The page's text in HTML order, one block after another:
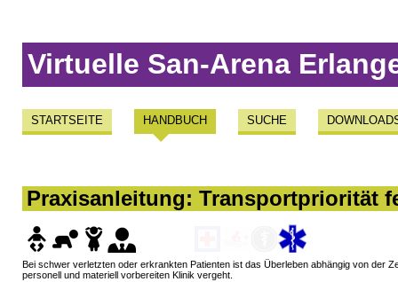
Virtuelle San-Arena
STARTSEITE HANDBUCH SUCHE
Praxisanleitung: Transportpriorität
Bei schwer verletzten oder erkrankten Patienten ist das Überleben abhängig von der
personell und materiell vorbereiten Klinik vergeht.